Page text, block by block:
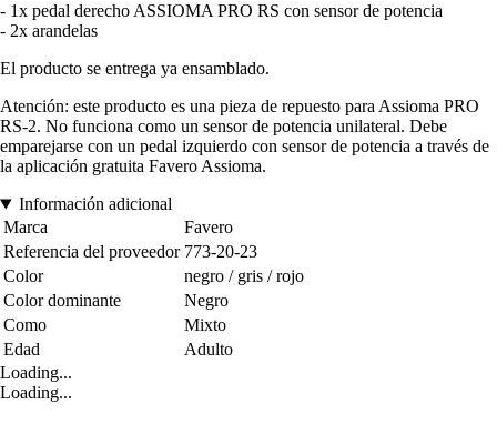
- 1x pedal derecho ASSIOMA PRO RS con sensor de potencia
- 2x arandelas
El producto se entrega ya ensamblado.
Atención: este producto es una pieza de repuesto para Assioma PRO
RS-2. No funciona como un sensor de potencia unilateral. Debe
emparejarse con un pedal izquierdo con sensor de potencia a través de
la aplicación gratuita Favero Assioma.
Información adicional
Marca
Favero
Referencia del proveedor 773-20-23
Color
negro / gris / rojo
Color dominante
Negro
Como
Mixto
Edad
Adulto
Loading...
Loading...